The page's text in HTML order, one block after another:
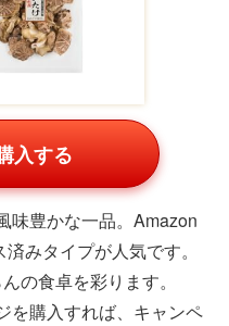
入する
味豊かな一品。Amazon
みタイプが人気です。
の食卓を彩ります。
を購入すれば、キャンペ